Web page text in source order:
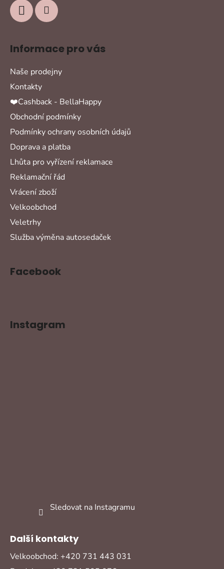
Informace pro vás
Naše prodejny
Kontakty
❤️Cashback - BellaHappy
Obchodní podmínky
Podmínky ochrany osobních údajů
Doprava a platba
Lhůta pro vyřízení reklamace
Reklamační řád
Vrácení zboží
Velkoobchod
Veletrhy
Služba výměna autosedaček
Facebook
Instagram
Sledovat na Instagramu
Další kontakty
Velkoobchod: +420 731 443 031